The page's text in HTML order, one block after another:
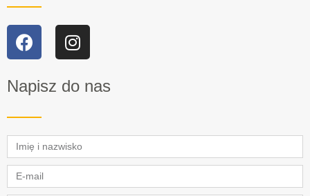
Napisz do nas